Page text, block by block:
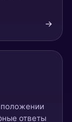
→
ответы